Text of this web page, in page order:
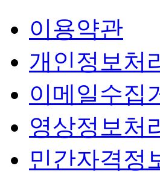
이용약관
개인정보처
이메일수집
영상정보처
민간자격정